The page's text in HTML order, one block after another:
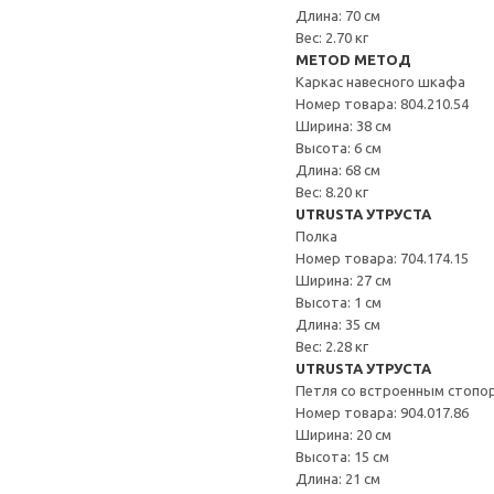
Длина: 70 см
Вес: 2.70 кг
METOD МЕТОД
Каркас навесного шкафа
Номер товара: 804.210.54
Ширина: 38 см
Высота: 6 см
Длина: 68 см
Вес: 8.20 кг
UTRUSTA УТРУСТА
Полка
Номер товара: 704.174.15
Ширина: 27 см
Высота: 1 см
Длина: 35 см
Вес: 2.28 кг
UTRUSTA УТРУСТА
Петля со встроенным
Номер товара: 904.017.86
Ширина: 20 см
Высота: 15 см
Длина: 21 см